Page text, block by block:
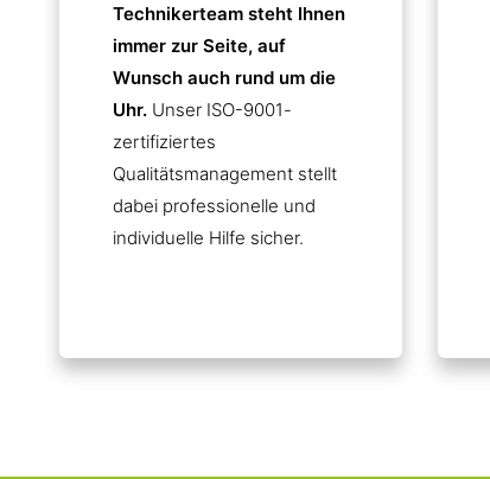
Technikerteam steht Ihnen
immer zur Seite, auf
Wunsch auch rund um die
Uhr. Unser ISO-9001-
zertifiziertes
Qualitätsmanagement stellt
dabei professionelle und
individuelle Hilfe sicher.